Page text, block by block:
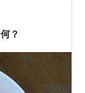
めに仕上げ
ても美味し
？